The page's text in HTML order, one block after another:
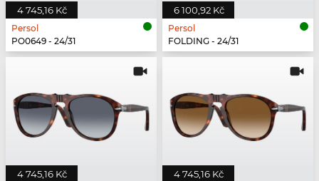
4 745,16 Kč
Persol
PO0649 - 24/31
6 100,92 Kč
Persol
FOLDING - 24/31
4 745,16 Kč 4 745,16 Kč